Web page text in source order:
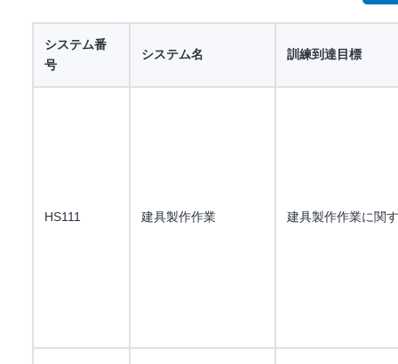
システム番
号
システム名 訓練到達目標
HS111 建具製作作業 建具製作作業に関